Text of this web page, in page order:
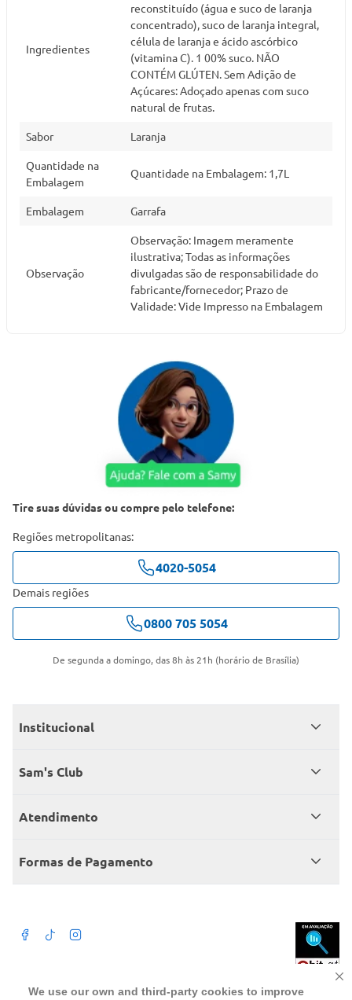
We use our own and third-party cookies to improve
Ingredientes
reconstituído (água e suco de laranja
concentrado), suco de laranja integral,
célula de laranja e ácido ascórbico
(vitamina C). 1 00% suco. NÃO
CONTÉM GLÚTEN. Sem Adição de
Açúcares: Adoçado apenas com suco
natural de frutas.
Sabor Laranja
Quantidade na
Embalagem
Quantidade na Embalagem: 1,7L
Embalagem Garrafa
Observação
Observação: Imagem meramente
ilustrativa; Todas as informações
divulgadas são de responsabilidade do
fabricante/fornecedor; Prazo de
Validade: Vide Impresso na Embalagem
Tire suas dúvidas ou compre pelo telefone:
Regiões metropolitanas:
4020-5054
Demais regiões
0800 705 5054
De segunda a domingo, das 8h às 21h (horário de Brasília)
Institucional
Quem somos
Encontre um Clube
Sam's Club
Seja sócio
Member’s Mark
Atendimento
Fale conosco
Atendimento em libras
Formas de Pagamento
Beba com moderação. A Venda e o consumo de bebida alcoólica são
proibidos para menores de 18 anos. Preços, ofertas e condições exclusivas